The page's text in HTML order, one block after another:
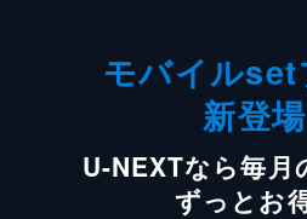
モバイル
新登場
U-NEXTなら毎月
ずっとお